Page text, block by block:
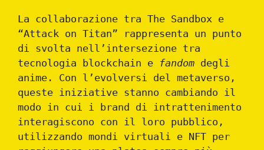
La collaborazione tra The Sandbox e
“Attack on Titan” rappresenta un punto
di svolta nell’intersezione tra
tecnologia blockchain e fandom degli
anime. Con l’evolversi del metaverso,
queste iniziative stanno cambiando il
modo in cui i brand di intrattenimento
interagiscono con il loro pubblico,
utilizzando mondi virtuali e NFT per